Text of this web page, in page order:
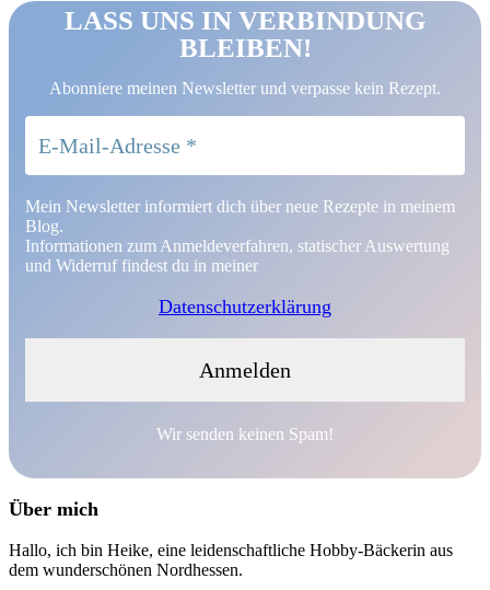
LASS UNS IN VERBINDUNG
BLEIBEN!
Abonniere meinen Newsletter und verpasse kein Rezept.
Mein Newsletter informiert dich über neue Rezepte in meinem
Blog.
Informationen zum Anmeldeverfahren, statischer Auswertung
und Widerruf findest du in meiner
Datenschutzerklärung
Wir senden keinen Spam!
Über mich
Hallo, ich bin Heike, eine leidenschaftliche Hobby-Bäckerin aus
dem wunderschönen Nordhessen.